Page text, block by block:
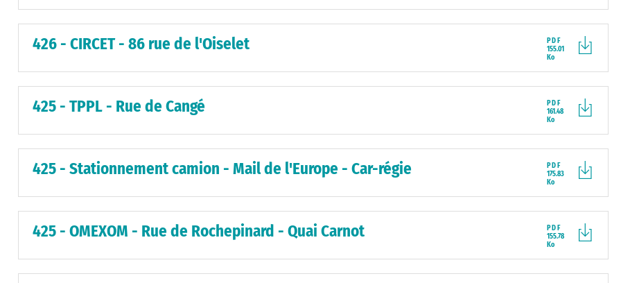
426 - CIRCET - 86 rue de l'Oiselet
PDF
155.01
Ko
425 - TPPL - Rue de Cangé
PDF
161.48
Ko
425 - Stationnement camion - Mail de l'Europe - Car-régie
PDF
175.83
Ko
425 - OMEXOM - Rue de Rochepinard - Quai Carnot
PDF
155.78
Ko